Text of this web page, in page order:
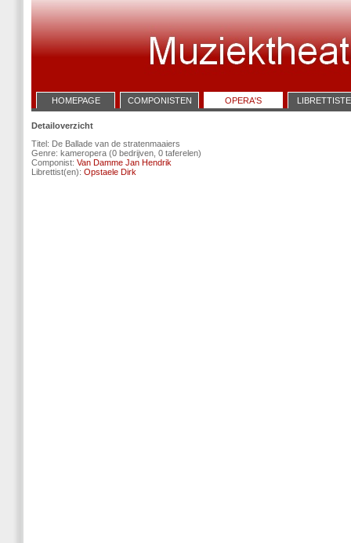
HOMEPAGE COMPONISTEN OPERA'S
Detailoverzicht
Titel: De Ballade van de stratenmaaiers
Genre: kameropera (0 bedrijven, 0 taferelen)
Componist: Van Damme Jan Hendrik
Librettist(en): Opstaele Dirk